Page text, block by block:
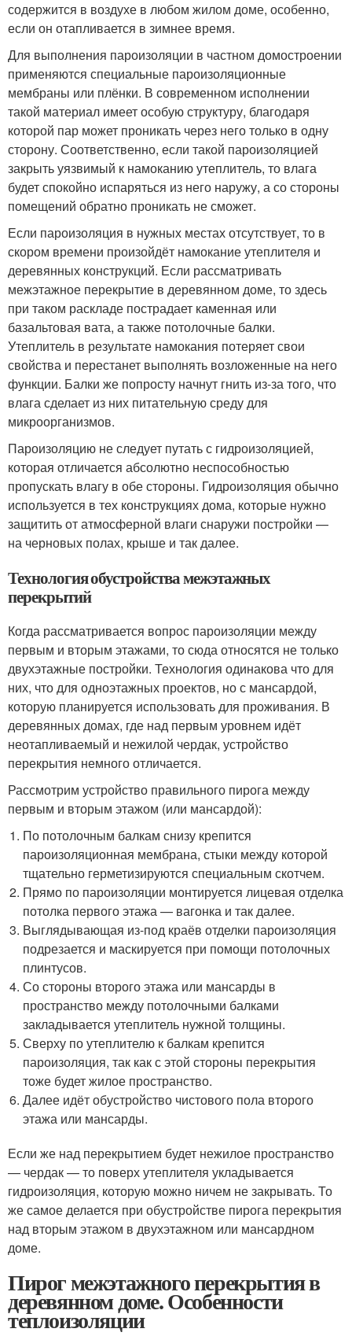
содержится в воздухе в любом жилом доме, особенно,
если он отапливается в зимнее время.
Для выполнения пароизоляции в частном домостроении
применяются специальные пароизоляционные
мембраны или плёнки. В современном исполнении
такой материал имеет особую структуру, благодаря
которой пар может проникать через него только в одну
сторону. Соответственно, если такой пароизоляцией
закрыть уязвимый к намоканию утеплитель, то влага
будет спокойно испаряться из него наружу, а со стороны
помещений обратно проникать не сможет.
Если пароизоляция в нужных местах отсутствует, то в
скором времени произойдёт намокание утеплителя и
деревянных конструкций. Если рассматривать
межэтажное перекрытие в деревянном доме, то здесь
при таком раскладе пострадает каменная или
базальтовая вата, а также потолочные балки.
Утеплитель в результате намокания потеряет свои
свойства и перестанет выполнять возложенные на него
функции. Балки же попросту начнут гнить из-за того, что
влага сделает из них питательную среду для
микроорганизмов.
Пароизоляцию не следует путать с гидроизоляцией,
которая отличается абсолютно неспособностью
пропускать влагу в обе стороны. Гидроизоляция обычно
используется в тех конструкциях дома, которые нужно
защитить от атмосферной влаги снаружи постройки —
на черновых полах, крыше и так далее.
Технология обустройства межэтажных
перекрытий
Когда рассматривается вопрос пароизоляции между
первым и вторым этажами, то сюда относятся не только
двухэтажные постройки. Технология одинакова что для
них, что для одноэтажных проектов, но с мансардой,
которую планируется использовать для проживания. В
деревянных домах, где над первым уровнем идёт
неотапливаемый и нежилой чердак, устройство
перекрытия немного отличается.
Рассмотрим устройство правильного пирога между
первым и вторым этажом (или мансардой):
По потолочным балкам снизу крепится
пароизоляционная мембрана, стыки между которой
тщательно герметизируются специальным скотчем.
Прямо по пароизоляции монтируется лицевая отделка
потолка первого этажа — вагонка и так далее.
Выглядывающая из-под краёв отделки пароизоляция
подрезается и маскируется при помощи потолочных
плинтусов.
Со стороны второго этажа или мансарды в
пространство между потолочными балками
закладывается утеплитель нужной толщины.
Сверху по утеплителю к балкам крепится
пароизоляция, так как с этой стороны перекрытия
тоже будет жилое пространство.
Далее идёт обустройство чистового пола второго
этажа или мансарды.
Если же над перекрытием будет нежилое пространство
— чердак — то поверх утеплителя укладывается
гидроизоляция, которую можно ничем не закрывать. То
же самое делается при обустройстве пирога перекрытия
над вторым этажом в двухэтажном или мансардном
доме.
Пирог межэтажного перекрытия в
деревянном доме. Особенности
теплоизоляции